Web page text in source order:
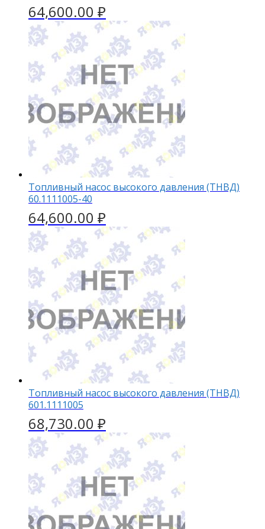
64,600.00 ₽
Топливный насос высокого давления (ТНВД)
60.1111005-40
64,600.00 ₽
Топливный насос высокого давления (ТНВД)
601.1111005
68,730.00 ₽